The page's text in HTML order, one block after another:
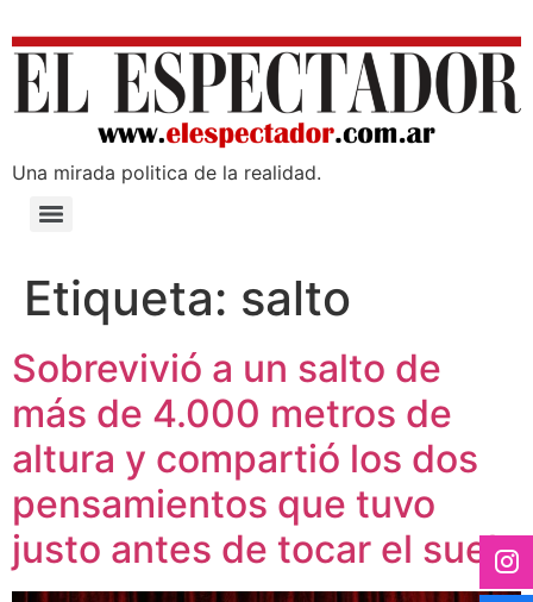
Una mirada poli­tica de la realidad.
Etiqueta: salto
Sobrevivió a un salto de
más de 4.000 metros de
altura y compartió los dos
pensamientos que tuvo
justo antes de tocar el suelo